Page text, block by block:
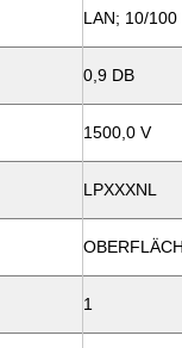
LAN; 10/100
0,9 DB
1500,0 V
LPXXXNL
1